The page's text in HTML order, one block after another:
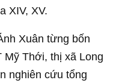
XIV, XV.
Xuân từng bốn
Mỹ Thới, thị xã Long
nghiên cứu tổng